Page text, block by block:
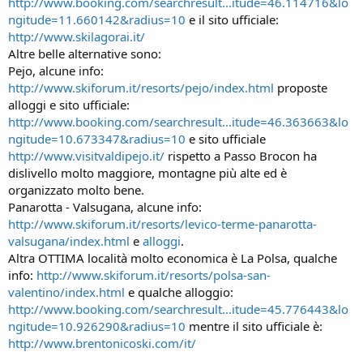
ngitude=11.660142&radius=10 e il sito ufficiale:
http://www.skilagorai.it/
Altre belle alternative sono:
Pejo, alcune info:
http://www.skiforum.it/resorts/pejo/index.html proposte
alloggi e sito ufficiale:
http://www.booking.com/searchresult...itude=46.363663&lo
ngitude=10.673347&radius=10 e sito ufficiale
http://www.visitvaldipejo.it/ rispetto a Passo Brocon ha
dislivello molto maggiore, montagne più alte ed è
organizzato molto bene.
Panarotta - Valsugana, alcune info:
http://www.skiforum.it/resorts/levico-terme-panarotta-
valsugana/index.html e alloggi.
Altra OTTIMA località molto economica è La Polsa, qualche
info: http://www.skiforum.it/resorts/polsa-san-
valentino/index.html e qualche alloggio:
http://www.booking.com/searchresult...itude=45.776443&lo
ngitude=10.926290&radius=10 mentre il sito ufficiale è:
http://www.brentonicoski.com/it/